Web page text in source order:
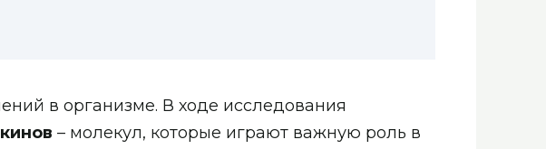
в организме. В ходе исследования
– молекул, которые играют важную роль в